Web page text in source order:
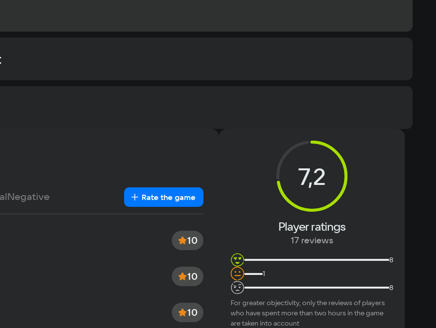
16 Гб
Экран с поддержкой разрешения 1920х1080
German
Italian
Portuguese
Text
Negative Rate the game
10
10
10
7,2
Player ratings
17 reviews
8
1
8
For greater objectivity, only the reviews of players
who have spent more than two hours in the game
are taken into account